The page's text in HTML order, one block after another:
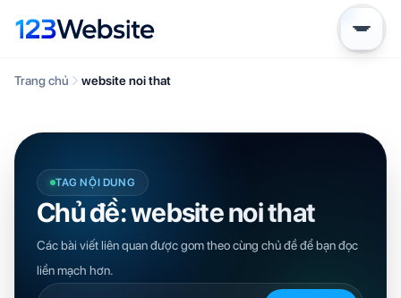
Trang chủ website noi that
TAG NỘI DUNG
Chủ đề: website noi that
Các bài viết liên quan được gom theo cùng chủ đề để bạn đọc
liền mạch hơn.